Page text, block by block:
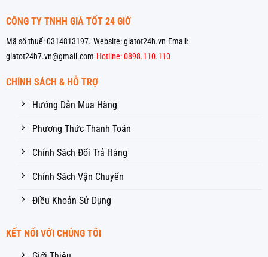
CÔNG TY TNHH GIÁ TỐT 24 GIỜ
Mã số thuế: 0314813197. Website: giatot24h.vn Email:
giatot24h7.vn@gmail.com Hotline: 0898.110.110
CHÍNH SÁCH & HỖ TRỢ
Hướng Dẫn Mua Hàng
Phương Thức Thanh Toán
Chính Sách Đổi Trả Hàng
Chính Sách Vận Chuyển
Điều Khoản Sử Dụng
KẾT NỐI VỚI CHÚNG TÔI